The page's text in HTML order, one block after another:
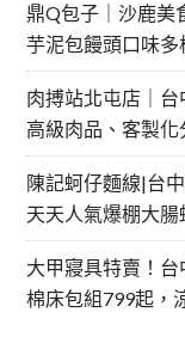
鼎Q包子｜沙鹿美
芋泥包饅頭口味
肉搏站北屯店｜
高級肉品、客製
陳記蚵仔麵線|台
天天人氣爆棚大
大甲寢具特賣！
棉床包組799起，